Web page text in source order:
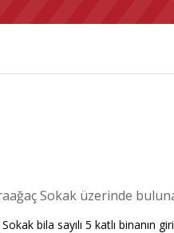
Sokak üzerinde
bila sayılı 5 katlı binanın